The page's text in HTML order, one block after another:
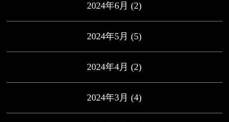
2024年6月 (2)
2024年5月 (5)
2024年4月 (2)
2024年3月 (4)